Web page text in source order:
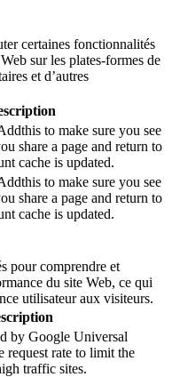
certaines fonctionnalités
sur les plates-formes de
et d’autres
to make sure you see
share a page and return to
cache is updated.
to make sure you see
share a page and return to
cache is updated.
pour comprendre et
du site Web, ce qui
utilisateur aux visiteurs.
by Google Universal
request rate to limit the
traffic sites.